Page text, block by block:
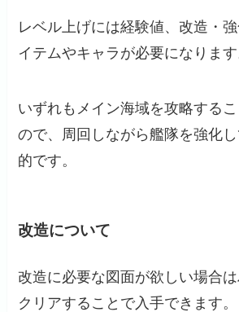
レベル上げには経験値、改造・
イテムやキャラが必要になります
いずれもメイン海域を攻略する
ので、周回しながら艦隊を強化
的です。
改造について
改造に必要な図面が欲しい場合
クリアすることで入手できます。